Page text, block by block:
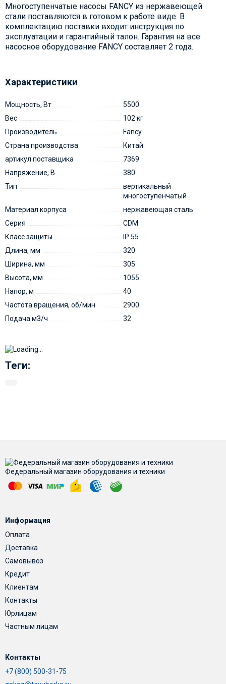
Многоступенчатые насосы FANCY из нержавеющей
стали поставляются в готовом к работе виде. В
комплектацию поставки входит инструкция по
эксплуатации и гарантийный талон. Гарантия на все
насосное оборудование FANCY составляет 2 года.
Характеристики
Мощность, Вт
5500
Вес
102 кг
Производитель
Fancy
Страна производства
Китай
артикул поставщика
7369
Напряжение, В
380
Тип
вертикальный
многоступенчатый
Материал корпуса
нержавеющая сталь
Серия
CDM
Класс защиты
IP 55
Длина, мм
320
Ширина, мм
305
Высота, мм
1055
Напор, м
40
Частота вращения, об/мин
2900
Подача м3/ч
32
Теги:
Федеральный магазин оборудования и техники
Информация
Оплата
Доставка
Самовывоз
Кредит
Клиентам
Контакты
Юрлицам
Частным лицам
Контакты
+7 (800) 500-31-75